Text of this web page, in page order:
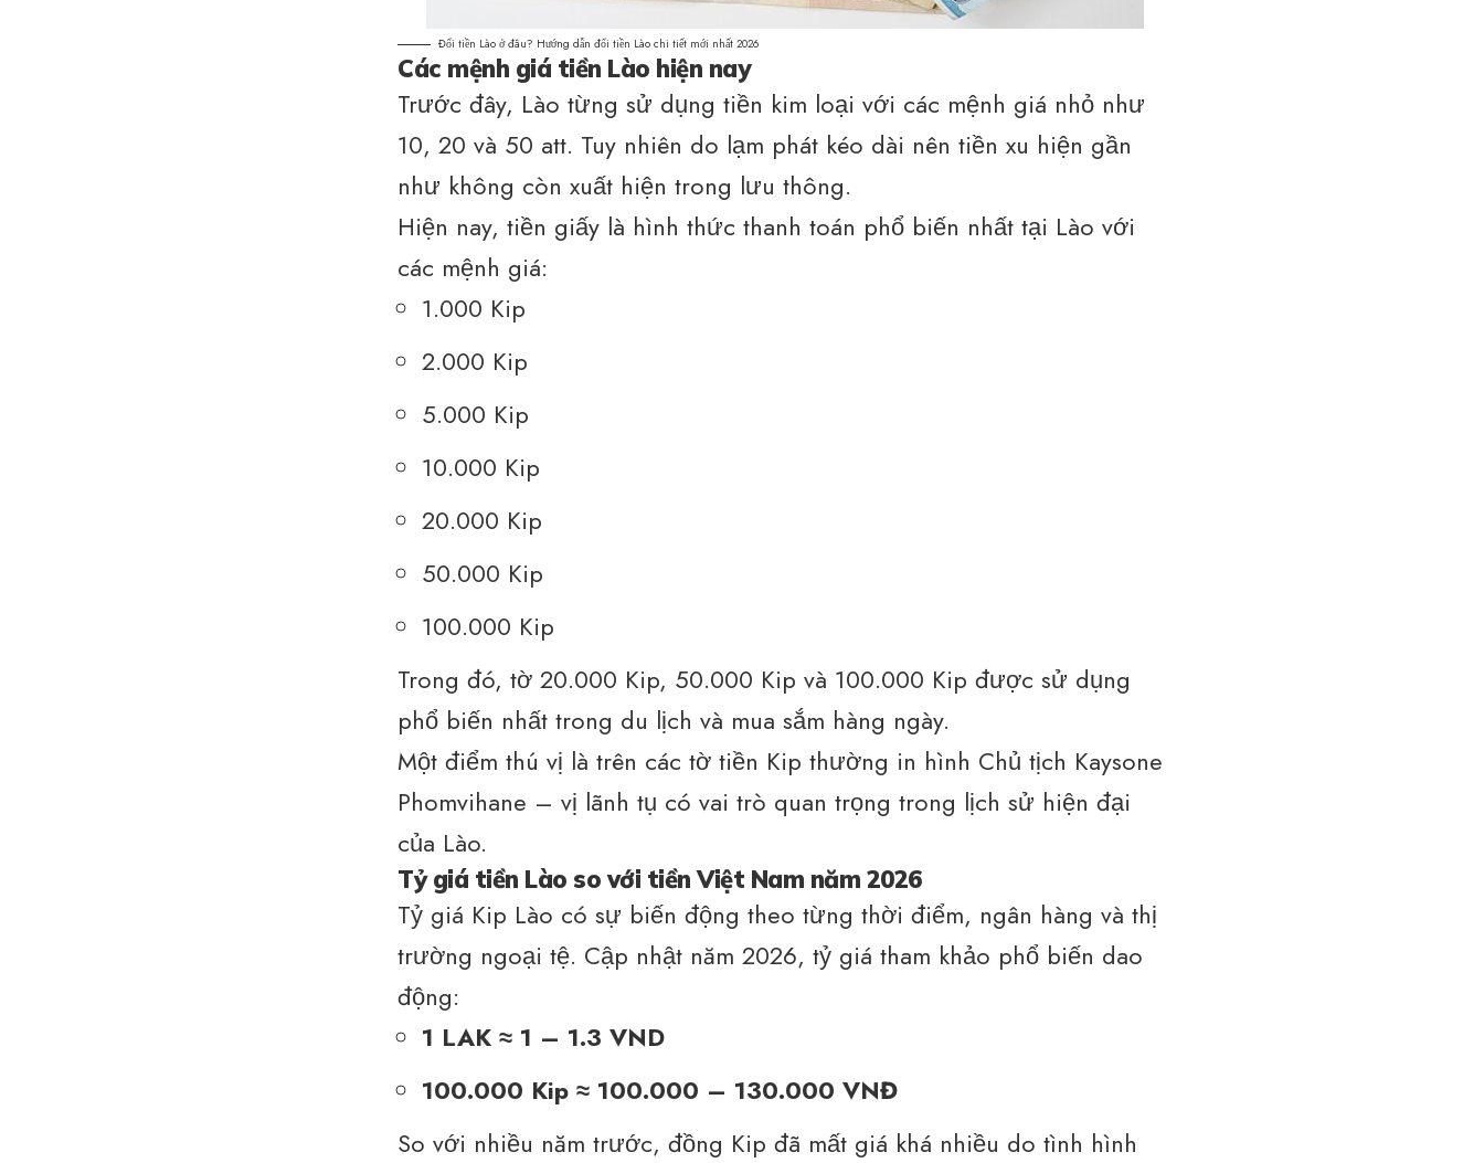
Đổi tiền Lào ở đâu? Hướng dẫn đổi tiền Lào chi tiết mới nhất 2026
Các mệnh giá tiền Lào hiện nay
Trước đây, Lào từng sử dụng tiền kim loại với các mệnh giá nhỏ như
10, 20 và 50 att. Tuy nhiên do lạm phát kéo dài nên tiền xu hiện gần
như không còn xuất hiện trong lưu thông.
Hiện nay, tiền giấy là hình thức thanh toán phổ biến nhất tại Lào với
các mệnh giá:
1.000 Kip
2.000 Kip
5.000 Kip
10.000 Kip
20.000 Kip
50.000 Kip
100.000 Kip
Trong đó, tờ 20.000 Kip, 50.000 Kip và 100.000 Kip được sử dụng
phổ biến nhất trong du lịch và mua sắm hàng ngày.
Một điểm thú vị là trên các tờ tiền Kip thường in hình Chủ tịch Kaysone
Phomvihane – vị lãnh tụ có vai trò quan trọng trong lịch sử hiện đại
của Lào.
Tỷ giá tiền Lào so với tiền Việt Nam năm 2026
Tỷ giá Kip Lào có sự biến động theo từng thời điểm, ngân hàng và thị
trường ngoại tệ. Cập nhật năm 2026, tỷ giá tham khảo phổ biến dao
động:
1 LAK ≈ 1 – 1.3 VND
100.000 Kip ≈ 100.000 – 130.000 VNĐ
So với nhiều năm trước, đồng Kip đã mất giá khá nhiều do tình hình